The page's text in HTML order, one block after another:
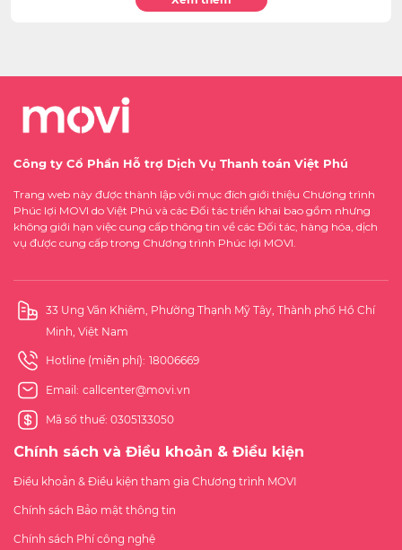
Công ty Cổ Phần Hỗ trợ Dịch Vụ Thanh toán Việt Phú
Trang web này được thành lập với mục đích giới thiệu Chương trình
Phúc lợi MOVI do Việt Phú và các Đối tác triển khai bao gồm nhưng
không giới hạn việc cung cấp thông tin về các Đối tác, hàng hóa, dịch
vụ được cung cấp trong Chương trình Phúc lợi MOVI.
33 Ung Văn Khiêm, Phường Thạnh Mỹ Tây, Thành phố Hồ Chí
Minh, Việt Nam
Hotline (miễn phí): 18006669
Email: callcenter@movi.vn
Mã số thuế: 0305133050
Chính sách và Điều khoản & Điều kiện
Điều khoản & Điều kiện tham gia Chương trình MOVI
Chính sách Bảo mật thông tin
Chính sách Phí công nghệ